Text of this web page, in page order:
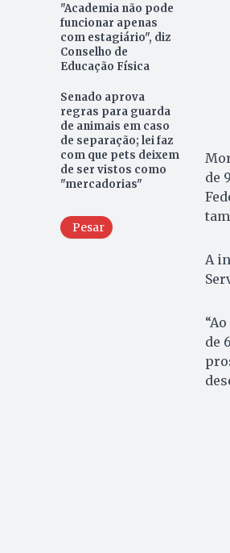
"Academia não pode
funcionar apenas
com estagiário", diz
Conselho de
Educação Física
Senado aprova
regras para guarda
de animais em caso
de separação; lei faz
com que pets deixem
de ser vistos como
"mercadorias"
Pesar
de
A
de